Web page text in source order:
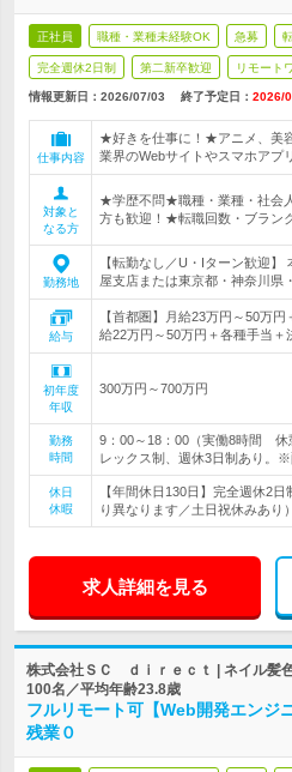
正社員 職種・業種未経験OK 急募
完全週休2日制 第二新卒歓迎 リモート
情報更新日：2026/07/03 終了予定日： 2026/
仕事内容
★好きを仕事に！★アニメ、美
業界のWebサイトやスマホアプ
対象と
なる方
★学歴不問★職種・業種・社会
方も歓迎！★転職回数・ブラン
勤務地
【転勤なし／U・Iターン歓迎
屋支店または東京都・神奈川県
給与
【首都圏】月給23万円～50万
給22万円～50万円＋各種手当＋
初年度
年収
300万円～700万円
勤務
時間
9：00～18：00（実働8時間 休
レックス制、週休3日制あり。※
休日
休暇
【年間休日130日】完全週休2
り異なります／土日祝休みあり
求人詳細を見る
株式会社ＳＣ ｄｉｒｅｃｔ | ネイル髪
100名／平均年齢23.8歳
フルリモート可【Web開発エン
残業０